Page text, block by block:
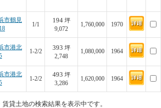
市鶴見
1/1
194坪
9,072
1,760,000 1970
市港北
1-2/2
393 坪
2,748
1,080,000 1964
市港北
1-2/2
493 坪
3,286
1,620,000 1964
貸土地の検索結果を表示中です。